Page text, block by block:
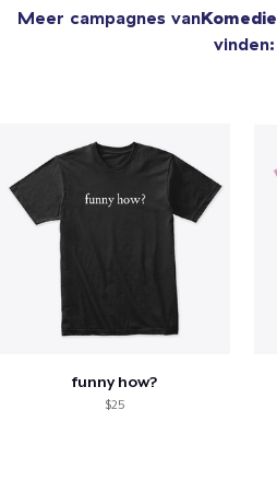
Meer campagnes vanKomedie
vinden:
funny how?
$25